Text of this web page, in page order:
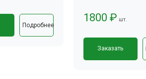
Подробнее
1800 ₽ шт.
Заказать